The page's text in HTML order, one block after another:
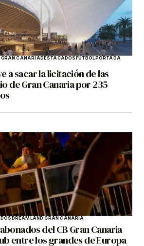
GRAN CANARIADESTACADOSFÚTBOLPORTADA
a sacar la licitación de las
de Gran Canaria por 235
DREAMLAND GRAN CANARIA
del CB Gran Canaria
entre los grandes de Europa